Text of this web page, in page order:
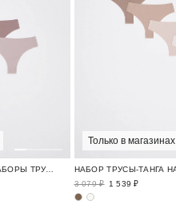
НАБОР ТРУСЫ-ТАНГА НАБОРЫ ТРУСОВ / ROW CUT
Только в магазинах
3 079 ₽ 1 539 ₽